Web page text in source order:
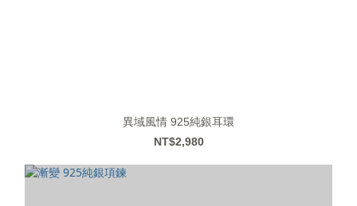
異域風情 925純銀耳環
NT$2,980